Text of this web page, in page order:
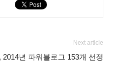
Next article
2014년 파워블로그 153개 선정